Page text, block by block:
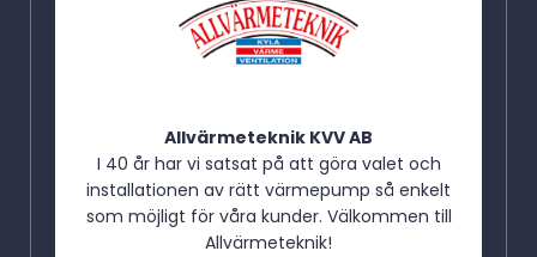
Allvärmeteknik KVV AB
I 40 år har vi satsat på att göra valet och
installationen av rätt värmepump så enkelt
som möjligt för våra kunder. Välkommen till
Allvärmeteknik!